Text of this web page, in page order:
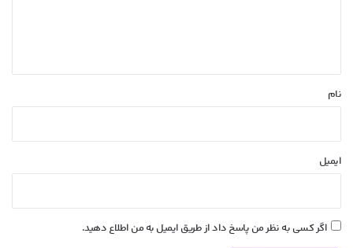
نام
ایمیل
اگر کسی به نظر من پاسخ داد از طریق ایمیل به من اطلاع دهید.